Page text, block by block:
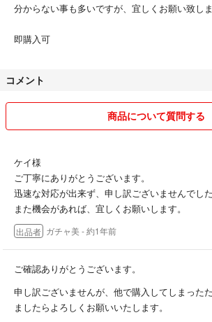
分からない事も多いですが、宜しくお願い致しま
即購入可
コメント
商品について質問する
ケイ様
ご丁寧にありがとうございます。
迅速な対応が出来ず、申し訳ございませんでした
また機会があれば、宜しくお願いします。
出品者 ガチャ美- 約1年前
ご確認ありがとうございます。
申し訳ございませんが、他で購入してしまった
ましたらよろしくお願いいたします。